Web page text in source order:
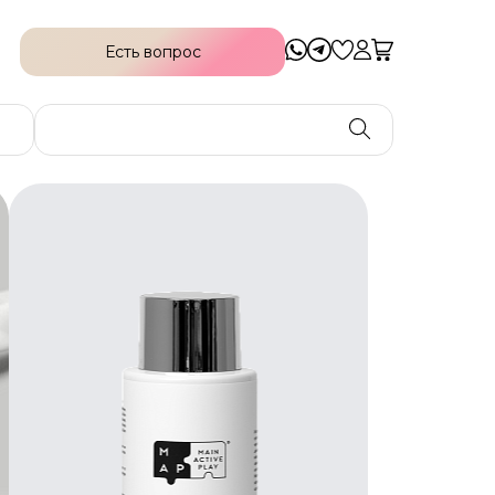
Есть вопрос
Есть вопрос
Онлайн подбор
Позаботьтесь о своей коже уже сейчас!
Получайте персональную помощь в
подборе наиболее подходящей
программы по уходу. Все, что вам нужно и
даже больше